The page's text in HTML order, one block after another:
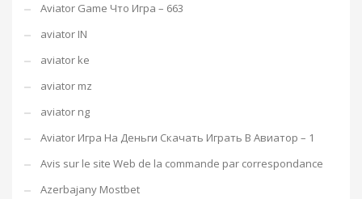
Aviator Game Что Игра – 663
aviator IN
aviator ke
aviator mz
aviator ng
Aviator Игра На Деньги Скачать Играть В Авиатор – 1
Avis sur le site Web de la commande par correspondance
Azerbajany Mostbet